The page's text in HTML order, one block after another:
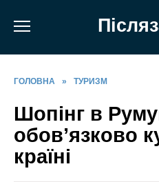
ГОЛОВНА » ТУРИЗМ
Шопінг в
обов’язково
країні